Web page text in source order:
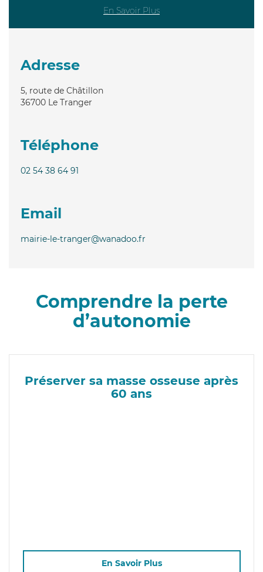
En Savoir Plus
Adresse
5, route de Châtillon
36700 Le Tranger
Téléphone
02 54 38 64 91
Email
mairie-le-tranger@wanadoo.fr
Comprendre la perte
d’autonomie
Préserver sa masse osseuse après
60 ans
En Savoir Plus